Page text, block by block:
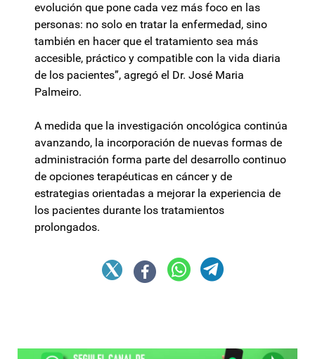
evolución que pone cada vez más foco en las
personas: no solo en tratar la enfermedad, sino
también en hacer que el tratamiento sea más
accesible, práctico y compatible con la vida diaria
de los pacientes”, agregó el Dr. José Maria
Palmeiro.
A medida que la investigación oncológica continúa
avanzando, la incorporación de nuevas formas de
administración forma parte del desarrollo continuo
de opciones terapéuticas en cáncer y de
estrategias orientadas a mejorar la experiencia de
los pacientes durante los tratamientos
prolongados.